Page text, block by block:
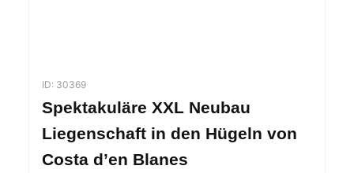
ID: 30369
Spektakuläre XXL Neubau
Liegenschaft in den Hügeln von
Costa d’en Blanes